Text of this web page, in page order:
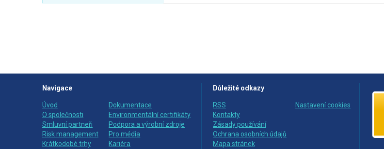
Navigace
Úvod
O společnosti
Smluvní partneři
Risk management
Krátkodobé trhy
Dokumentace
Environmentální certifikáty
Podpora a výrobní zdroje
Pro média
Kariéra
Důležité odkazy
RSS
Kontakty
Zásady používání
Ochrana osobních údajů
Mapa stránek
Nastavení cookies